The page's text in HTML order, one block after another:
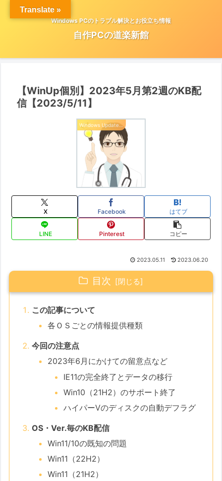
Windows PCのトラブル解決とお役立ち情報
自作PCの道楽新館
【WinUp個別】2023年5月第2週のKB配
信【2023/5/11】
X Facebook はてブ
LINE Pinterest コピー
2023.05.11 2023.06.20
目次
この記事について
各ＯＳごとの情報提供種類
今回の注意点
2023年6月にかけての留意点など
IE11の完全終了とデータの移行
Win10（21H2）のサポート終了
ハイパーVのディスクの自動デフラグ
OS・Ver.毎のKB配信
Win11/10の既知の問題
Win11（22H2）
Win11（21H2）
Translate »